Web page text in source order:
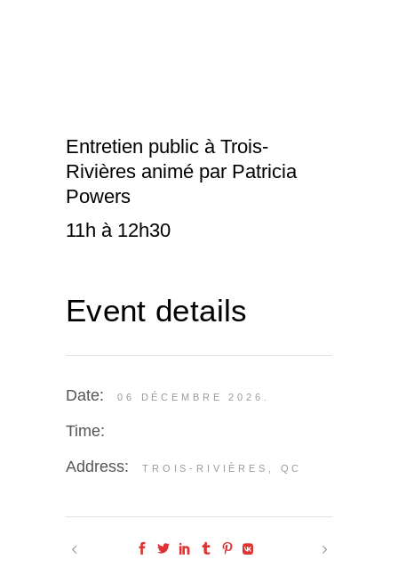
Entretien public à Trois-
Rivières animé par Patricia
Powers
11h à 12h30
Event details
Date: 06 DÉCEMBRE 2026.
Time:
Address:
TROIS-RIVIÈRES, QC